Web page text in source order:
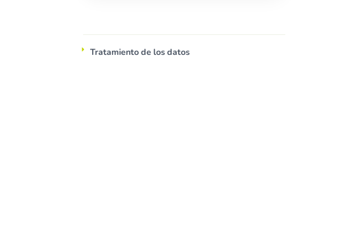
Tratamiento de los datos